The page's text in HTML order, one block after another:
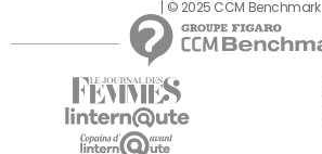
© 2025 CCM Benchmark